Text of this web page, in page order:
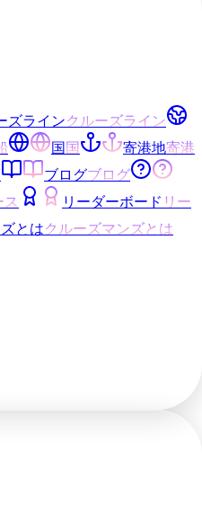
ズラインクルーズライン
国国 寄港地寄港
ブログブログ
ス リーダーボード リー
とはクルーズマンズとは